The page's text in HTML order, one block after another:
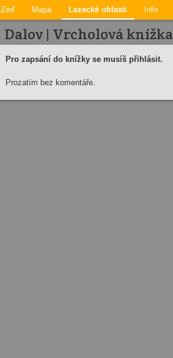
Zeď Mapa Lezecké oblasti Info
Dalov | Vrcholová knížka
Pro zapsání do knížky se musíš přihlásit.
Prozatím bez komentáře.